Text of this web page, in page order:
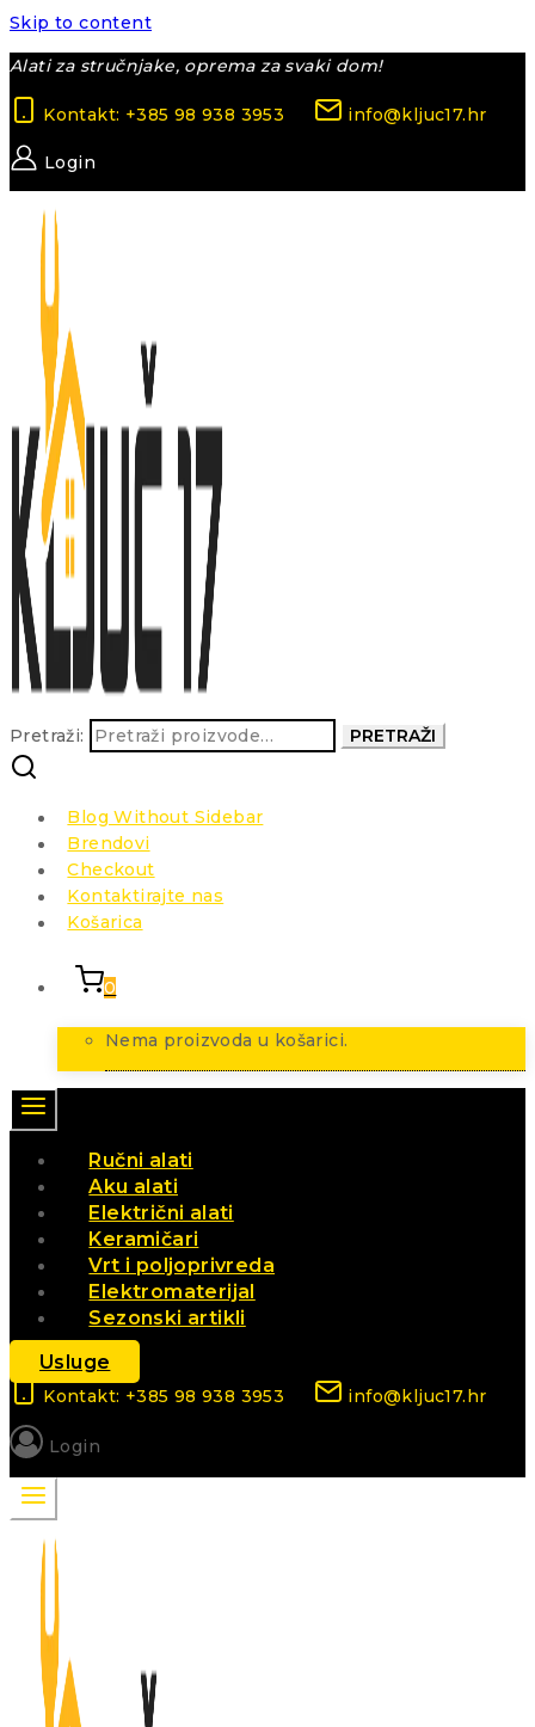
Skip to content
Alati za stručnjake, oprema za svaki dom!
Kontakt: +385 98 938 3953 info@kljuc17.hr
Login
Pretraži: PRETRAŽI
Blog Without Sidebar
Brendovi
Checkout
Kontaktirajte nas
Košarica
0
Nema proizvoda u košarici.
Ručni alati
Aku alati
Električni alati
Keramičari
Vrt i poljoprivreda
Elektromaterijal
Sezonski artikli
Usluge
Kontakt: +385 98 938 3953 info@kljuc17.hr
Login